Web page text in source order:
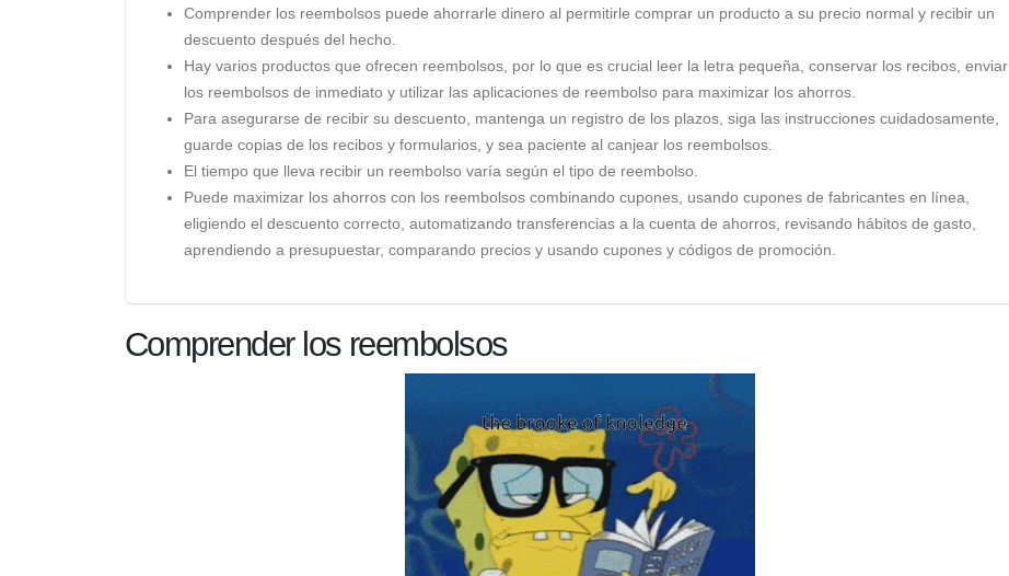
Comprender los reembolsos puede ahorrarle dinero al permitirle comprar un producto a su precio normal y recibir un
descuento después del hecho.
Hay varios productos que ofrecen reembolsos, por lo que es crucial leer la letra pequeña, conservar los recibos, enviar
los reembolsos de inmediato y utilizar las aplicaciones de reembolso para maximizar los ahorros.
Para asegurarse de recibir su descuento, mantenga un registro de los plazos, siga las instrucciones cuidadosamente,
guarde copias de los recibos y formularios, y sea paciente al canjear los reembolsos.
El tiempo que lleva recibir un reembolso varía según el tipo de reembolso.
Puede maximizar los ahorros con los reembolsos combinando cupones, usando cupones de fabricantes en línea,
eligiendo el descuento correcto, automatizando transferencias a la cuenta de ahorros, revisando hábitos de gasto,
aprendiendo a presupuestar, comparando precios y usando cupones y códigos de promoción.
Comprender los reembolsos